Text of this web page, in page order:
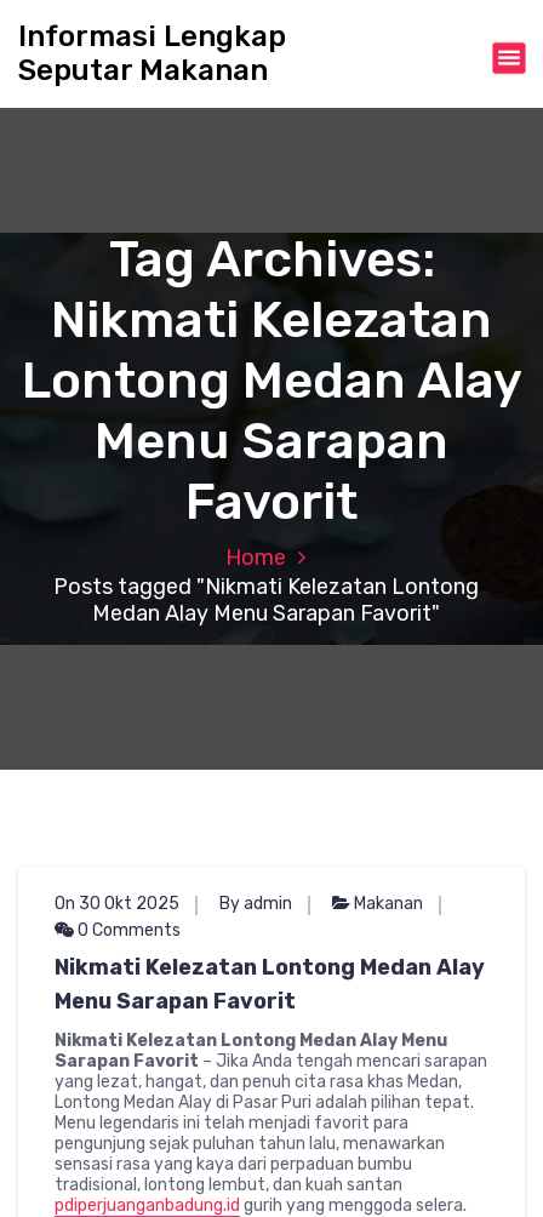
Informasi Lengkap
Seputar Makanan
Tag Archives:
Nikmati Kelezatan
Lontong Medan Alay
Menu Sarapan
Favorit
Home
Posts tagged "Nikmati Kelezatan Lontong
Medan Alay Menu Sarapan Favorit"
On 30 Okt 2025 By admin
Makanan
0 Comments
Nikmati Kelezatan Lontong Medan Alay
Menu Sarapan Favorit
Nikmati Kelezatan Lontong Medan Alay Menu
Sarapan Favorit – Jika Anda tengah mencari sarapan
yang lezat, hangat, dan penuh cita rasa khas Medan,
Lontong Medan Alay di Pasar Puri adalah pilihan tepat.
Menu legendaris ini telah menjadi favorit para
pengunjung sejak puluhan tahun lalu, menawarkan
sensasi rasa yang kaya dari perpaduan bumbu
tradisional, lontong lembut, dan kuah santan
pdiperjuanganbadung.id gurih yang menggoda selera.